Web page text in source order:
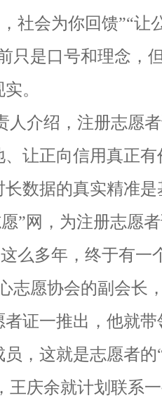
社会为你回馈”“让
只是口号和理念，
。
人介绍，注册志愿
让正向信用真正
长数据的真实精准
”网，为注册志愿
么多年，终于有一
志愿协会的副会长
证一推出，他就
，这就是志愿者的
王庆余就计划联系